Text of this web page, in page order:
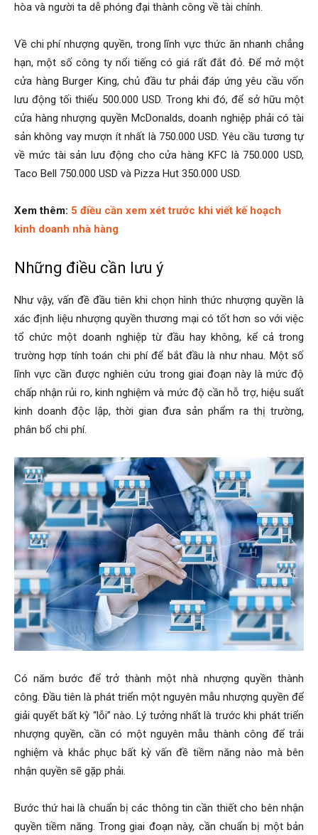
hòa và người ta dễ phóng đại thành công về tài chính.
Về chi phí nhượng quyền, trong lĩnh vực thức ăn nhanh chẳng
hạn, một số công ty nổi tiếng có giá rất đắt đỏ. Để mở một
cửa hàng Burger King, chủ đầu tư phải đáp ứng yêu cầu vốn
lưu động tối thiểu 500.000 USD. Trong khi đó, để sở hữu một
cửa hàng nhượng quyền McDonalds, doanh nghiệp phải có tài
sản không vay mượn ít nhất là 750.000 USD. Yêu cầu tương tự
về mức tài sản lưu động cho cửa hàng KFC là 750.000 USD,
Taco Bell 750.000 USD và Pizza Hut 350.000 USD.
Xem thêm: 5 điều cần xem xét trước khi viết kế hoạch
kinh doanh nhà hàng
Những điều cần lưu ý
Như vậy, vấn đề đầu tiên khi chọn hình thức nhượng quyền là
xác định liệu nhượng quyền thương mại có tốt hơn so với việc
tổ chức một doanh nghiệp từ đầu hay không, kể cả trong
trường hợp tính toán chi phí để bắt đầu là như nhau. Một số
lĩnh vực cần được nghiên cứu trong giai đoạn này là mức độ
chấp nhận rủi ro, kinh nghiệm và mức độ cần hỗ trợ, hiệu suất
kinh doanh độc lập, thời gian đưa sản phẩm ra thị trường,
phân bổ chi phí.
Có năm bước để trở thành một nhà nhượng quyền thành
công. Đầu tiên là phát triển một nguyên mẫu nhượng quyền để
giải quyết bất kỳ “lỗi” nào. Lý tưởng nhất là trước khi phát triển
nhượng quyền, cần có một nguyên mẫu thành công để trải
nghiệm và khắc phục bất kỳ vấn đề tiềm năng nào mà bên
nhận quyền sẽ gặp phải.
Bước thứ hai là chuẩn bị các thông tin cần thiết cho bên nhận
quyền tiềm năng. Trong giai đoạn này, cần chuẩn bị một bản